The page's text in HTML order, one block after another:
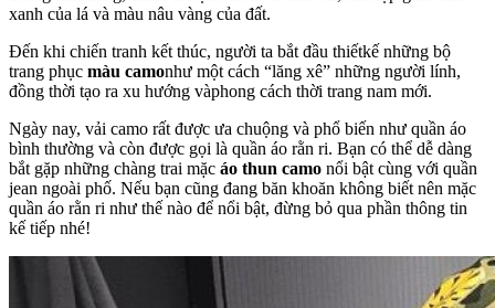
xanh của lá và màu nâu vàng của đất.
Đến khi chiến tranh kết thúc, người ta bắt đầu thiếtkế những bộ
trang phục màu camonhư một cách “lăng xê” những người lính,
đồng thời tạo ra xu hướng vàphong cách thời trang nam mới.
Ngày nay, vải camo rất được ưa chuộng và phổ biến như quần áo
bình thường và còn được gọi là quần áo rằn ri. Bạn có thể dễ dàng
bắt gặp những chàng trai mặc áo thun camo nổi bật cùng với quần
jean ngoài phố. Nếu bạn cũng đang băn khoăn không biết nên mặc
quần áo rằn ri như thế nào để nổi bật, đừng bỏ qua phần thông tin
kế tiếp nhé!